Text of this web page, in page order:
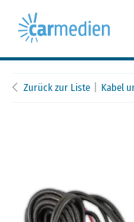
Zurück zur Liste Kabel